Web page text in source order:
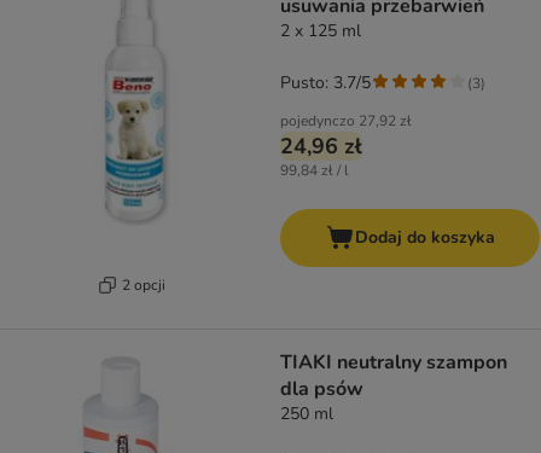
2 opcji
usuwania przebarwień
2 x 125 ml
pojedynczo 27,92 zł
24,96 zł
99,84 zł / l
Pusto: 3.7/5 (3)
Dodaj do koszyka
TIAKI neutralny szampon
dla psów
250 ml